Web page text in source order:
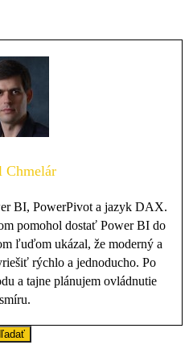
Chmelár
BI, PowerPivot a jazyk DAX.
pomohol dostať Power BI do
ľuďom ukázal, že moderný a
rýchlo a jednoducho. Po
a tajne plánujem ovládnutie